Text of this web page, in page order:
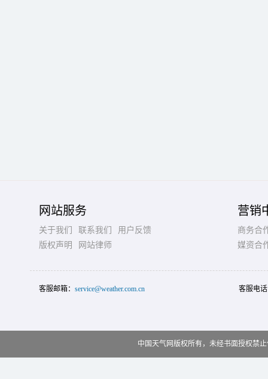
网站服务
关于我们 联系我们
用户反馈
版权声明
网站律师
营销
商务合
媒资合
客服邮箱： service@weather.com.cn 客服电
中国天气网版权所有，未经书面授权